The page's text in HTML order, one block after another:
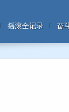
摇滚全记录 奋